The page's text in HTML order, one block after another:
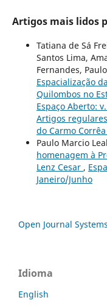
Artigos mais lidos
Tatiana de Sá
Santos Lima,
Fernandes,
Espacialização
Quilombos no
Espaço Aberto:
Artigos
do Carmo
Paulo Marcio
homenagem à
Lenz Cesar ,
Janeiro/Junho
Open Journal Systems
Idioma
English